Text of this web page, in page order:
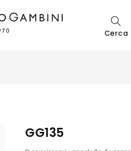
Cerca
GG135